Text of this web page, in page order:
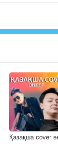
Қазақша cover